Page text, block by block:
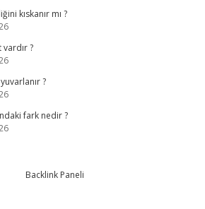
kıskanır mı ?
?
?
fark nedir ?